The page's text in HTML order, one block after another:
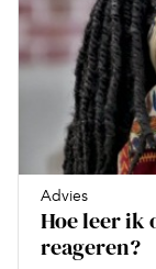
Advies
Hoe leer ik
reageren?